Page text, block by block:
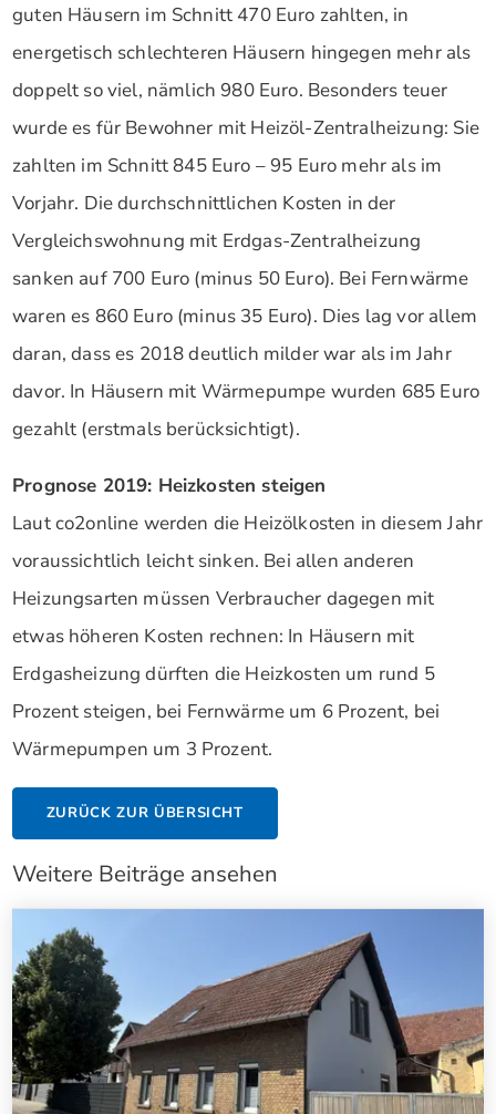
guten Häusern im Schnitt 470 Euro zahlten, in
energetisch schlechteren Häusern hingegen mehr als
doppelt so viel, nämlich 980 Euro. Besonders teuer
wurde es für Bewohner mit Heizöl-Zentralheizung: Sie
zahlten im Schnitt 845 Euro – 95 Euro mehr als im
Vorjahr. Die durchschnittlichen Kosten in der
Vergleichswohnung mit Erdgas-Zentralheizung
sanken auf 700 Euro (minus 50 Euro). Bei Fernwärme
waren es 860 Euro (minus 35 Euro). Dies lag vor allem
daran, dass es 2018 deutlich milder war als im Jahr
davor. In Häusern mit Wärmepumpe wurden 685 Euro
gezahlt (erstmals berücksichtigt).
Prognose 2019: Heizkosten steigen
Laut co2online werden die Heizölkosten in diesem Jahr
voraussichtlich leicht sinken. Bei allen anderen
Heizungsarten müssen Verbraucher dagegen mit
etwas höheren Kosten rechnen: In Häusern mit
Erdgasheizung dürften die Heizkosten um rund 5
Prozent steigen, bei Fernwärme um 6 Prozent, bei
Wärmepumpen um 3 Prozent.
ZURÜCK ZUR ÜBERSICHT
Weitere Beiträge ansehen